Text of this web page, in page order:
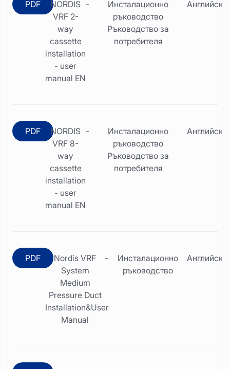
PDF
NORDIS
VRF 2-
way
cassette
installation
- user
manual EN
-
Инсталационно
ръководство
Ръководство за
потребителя
Английски
PDF
NORDIS
VRF 8-
way
cassette
installation
- user
manual EN
-
Инсталационно
ръководство
Ръководство за
потребителя
Английски
PDF
Nordis VRF
System
Medium
Pressure Duct
Installation&User
Manual
-
Инсталационно
ръководство
Английски